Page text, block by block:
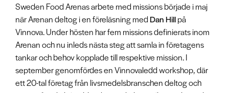
Sweden Food Arenas arbete med missions började i maj
när Arenan deltog i en föreläsning med Dan Hillpå
Vinnova. Under hösten har fem missions definierats inom
Arenan och nu inleds nästa steg att samla in företagens
tankar och behov kopplade till respektive mission. I
september genomfördes en Vinnovaledd workshop, där
ett 20-tal företag från livsmedelsbranschen deltog och